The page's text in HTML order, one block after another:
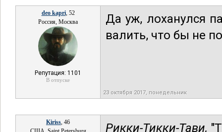
deo kapri, 52
Россия, Москва
Репутация: 1101
В отпуске
Да уж, лоханулся
валить, что бы не
23 октября 2017, понедельник
Kiriss, 46
Рикки-Тикки-Тави,